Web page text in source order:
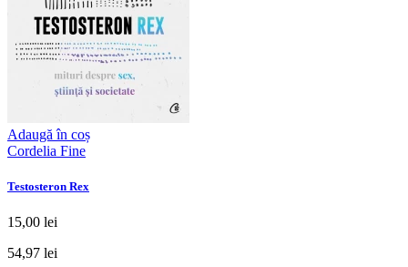
Adaugă în coș
Cordelia Fine
Testosteron Rex
15,00 lei
54,97 lei